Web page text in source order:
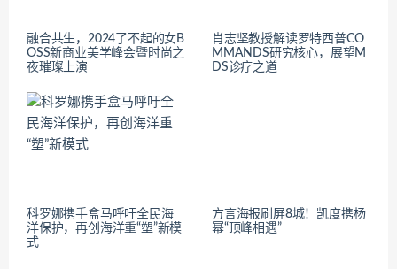
融合共生，2024了不起的女B
OSS新商业美学峰会暨时尚之
夜璀璨上演
肖志坚教授解读罗特西普CO
MMANDS研究核心，展望M
DS诊疗之道
科罗娜携手盒马呼吁全民海
洋保护，再创海洋重“塑”新模
式
方言海报刷屏8城！凯度携杨
幂“顶峰相遇”